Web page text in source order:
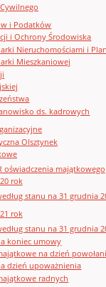
i Podatków
i Ochrony Środowiska
Nieruchomościami i
Mieszkaniowej
ds. kadrowych
Olsztynek
oświadczenia majątkowego
rok
stanu na 31 grudnia
rok
stanu na 31 grudnia
koniec umowy
na dzień
dzień upoważnienia
radnych